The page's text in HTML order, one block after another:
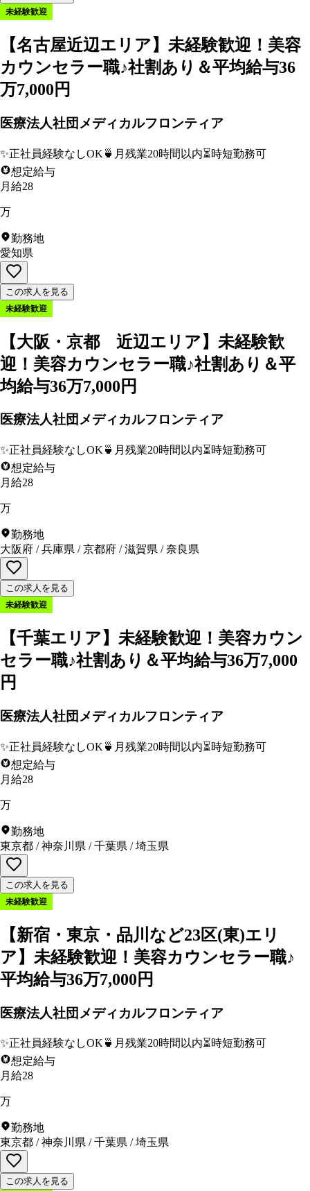
未経験歓迎
【名古屋近辺エリア】未経験歓迎！美容
カウンセラー職♪社割あり＆平均給与36
万7,000円
医療法人社団メディカルフロンティア
✨正社員経験なしOK 🍵 月残業20時間以内⏳時短勤務可
想定給与
月給28
万
勤務地
愛知県
この求人を見る
未経験歓迎
【大阪・京都 近辺エリア】未経験歓
迎！美容カウンセラー職♪社割あり＆平
均給与36万7,000円
医療法人社団メディカルフロンティア
✨正社員経験なしOK 🍵 月残業20時間以内⏳時短勤務可
想定給与
月給28
万
勤務地
大阪府 /兵庫県 /京都府 /滋賀県 /奈良県
この求人を見る
未経験歓迎
【千葉エリア】未経験歓迎！美容カウン
セラー職♪社割あり＆平均給与36万7,000
円
医療法人社団メディカルフロンティア
✨正社員経験なしOK 🍵 月残業20時間以内⏳時短勤務可
想定給与
月給28
万
勤務地
東京都 /神奈川県 /千葉県 /埼玉県
この求人を見る
未経験歓迎
【新宿・東京・品川など23区(東)エリ
ア】未経験歓迎！美容カウンセラー職♪
平均給与36万7,000円
医療法人社団メディカルフロンティア
✨正社員経験なしOK 🍵 月残業20時間以内⏳時短勤務可
想定給与
月給28
万
勤務地
東京都 /神奈川県 /千葉県 /埼玉県
この求人を見る